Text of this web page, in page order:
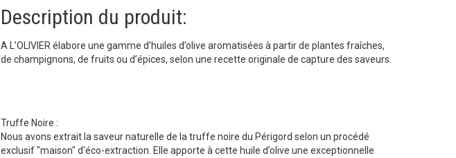
Description du produit:
A L’OLIVIER élabore une gamme d’huiles d’olive aromatisées à partir de plantes fraîches,
de champignons, de fruits ou d’épices, selon une recette originale de capture des saveurs.
Truffe Noire :
Nous avons extrait la saveur naturelle de la truffe noire du Périgord selon un procédé
exclusif "maison" d'éco-extraction. Elle apporte à cette huile d’olive une exceptionnelle